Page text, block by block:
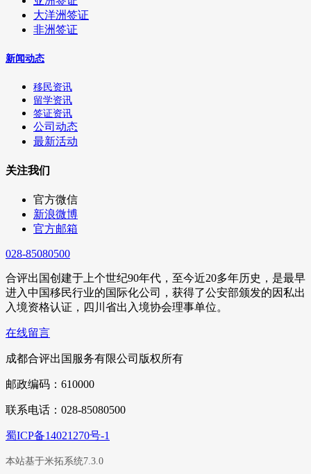
大洋洲签证
非洲签证
新闻动态
移民资讯
留学资讯
签证资讯
公司动态
最新活动
关注我们
官方微信
新浪微博
官方邮箱
028-85080500
合评出国创建于上个世纪90年代，至今近20多年历史，是最早
进入中国移民行业的国际化公司，获得了公安部颁发的因私出
入境资格认证，四川省出入境协会理事单位。
在线留言
成都合评出国服务有限公司版权所有
邮政编码：610000
联系电话：028-85080500
蜀ICP备14021270号-1
本站基于米拓系统7.3.0